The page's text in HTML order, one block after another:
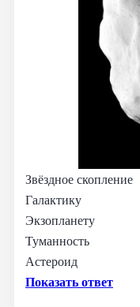
Звёздное скопление
Галактику
Экзопланету
Туманность
Астероид
Показать ответ